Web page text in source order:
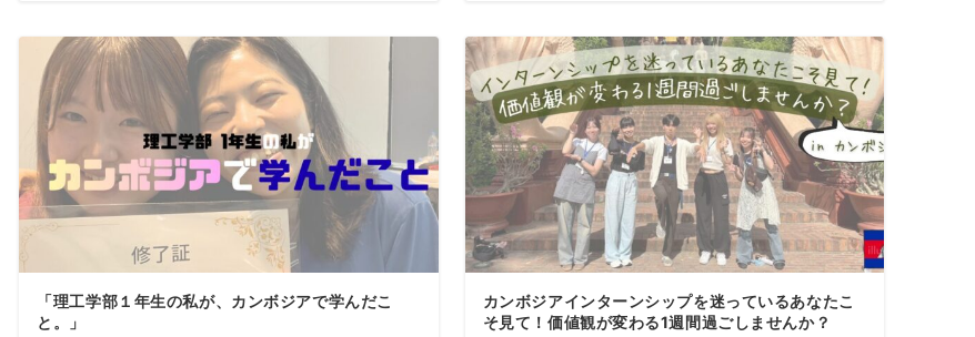
「理工学部１年生の私が、カンボジアで学んだこ
と。」
カンボジアインターンシップを迷っているあなたこ
そ見て！価値観が変わる1週間過ごしませんか？